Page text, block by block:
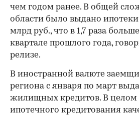
чем годом ранее. В общей
области было выдано ипотеки
млрд руб., что в 1,7 раза
квартале прошлого года,
релизе.
В иностранной валюте
региона с января по март
жилищных кредитов. В целом
ипотечного кредитования